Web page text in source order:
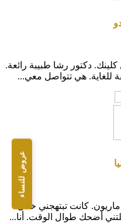
عروض للنساء
دكتور رشا طبيبة رائعة.
للغاية. هي تتواصل معي...
كانت تبتهجني خلال
أضحك طوال الوقت. أنا...